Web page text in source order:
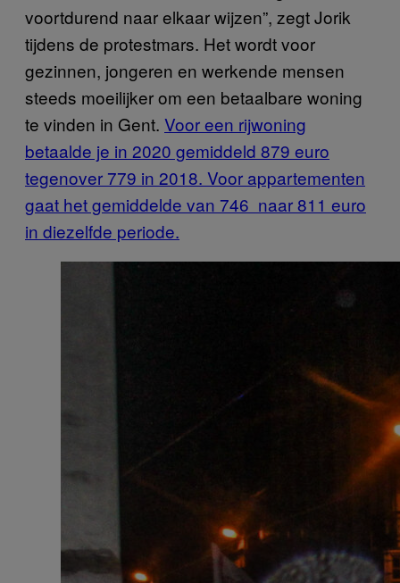
voortdurend naar elkaar wijzen”, zegt Jorik
tijdens de protestmars. Het wordt voor
gezinnen, jongeren en werkende mensen
steeds moeilijker om een betaalbare woning
te vinden in Gent. Voor een rijwoning
betaalde je in 2020 gemiddeld 879 euro
tegenover 779 in 2018. Voor appartementen
gaat het gemiddelde van 746 naar 811 euro
in diezelfde periode.